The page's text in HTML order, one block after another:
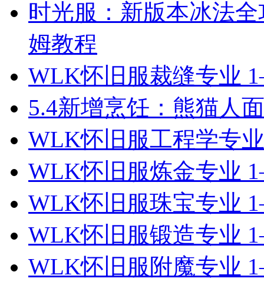
时光服：新版本冰法
姆教程
WLK怀旧服裁缝专业
5.4新增烹饪：熊猫人
WLK怀旧服工程学专
WLK怀旧服炼金专业
WLK怀旧服珠宝专业
WLK怀旧服锻造专业
WLK怀旧服附魔专业